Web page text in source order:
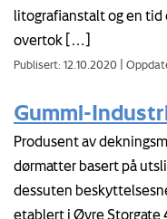
litografianstalt og en tid
overtok […]
Publisert: 12.10.2020
Gummi-
Produsent av
dørmatter basert på
dessuten
etablert i Øvre Storgate